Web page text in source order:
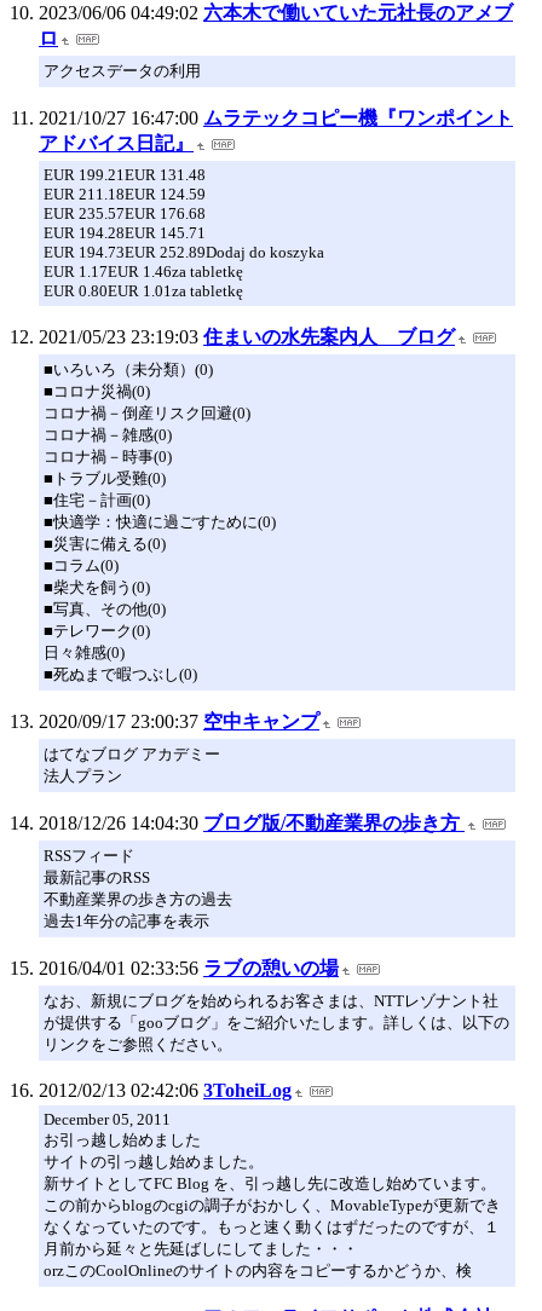
2023/06/06 04:49:02 六本木で働いていた元社長のアメブ
ロ
アクセスデータの利用
2021/10/27 16:47:00 ムラテックコピー機『ワンポイント
アドバイス日記』
EUR 199.21EUR 131.48
EUR 211.18EUR 124.59
EUR 235.57EUR 176.68
EUR 194.28EUR 145.71
EUR 194.73EUR 252.89Dodaj do koszyka
EUR 1.17EUR 1.46za tabletkę
EUR 0.80EUR 1.01za tabletkę
2021/05/23 23:19:03 住まいの水先案内人 ブログ
■いろいろ（未分類）(0)
■コロナ災禍(0)
コロナ禍－倒産リスク回避(0)
コロナ禍－雑感(0)
コロナ禍－時事(0)
■トラブル受難(0)
■住宅－計画(0)
■快適学：快適に過ごすために(0)
■災害に備える(0)
■コラム(0)
■柴犬を飼う(0)
■写真、その他(0)
■テレワーク(0)
日々雑感(0)
■死ぬまで暇つぶし(0)
2020/09/17 23:00:37 空中キャンプ
はてなブログ アカデミー
法人プラン
2018/12/26 14:04:30 ブログ版/不動産業界の歩き方
RSSフィード
最新記事のRSS
不動産業界の歩き方の過去
過去1年分の記事を表示
2016/04/01 02:33:56 ラブの憩いの場
なお、新規にブログを始められるお客さまは、NTTレゾナント社
が提供する「gooブログ」をご紹介いたします。詳しくは、以下の
リンクをご参照ください。
2012/02/13 02:42:06 3ToheiLog
December 05, 2011
お引っ越し始めました
サイトの引っ越し始めました。
新サイトとしてFC Blog を、引っ越し先に改造し始めています。
この前からblogのcgiの調子がおかしく、MovableTypeが更新でき
なくなっていたのです。もっと速く動くはずだったのですが、１
月前から延々と先延ばしにしてました・・・
orzこのCoolOnlineのサイトの内容をコピーするかどうか、検